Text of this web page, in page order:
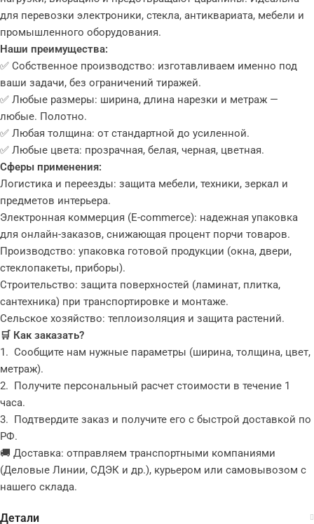
для перевозки электроники, стекла, антиквариата, мебели и
промышленного оборудования.
Наши преимущества:
✅ Собственное производство: изготавливаем именно под
ваши задачи, без ограничений тиражей.
✅ Любые размеры: ширина, длина нарезки и метраж —
любые. Полотно.
✅ Любая толщина: от стандартной до усиленной.
✅ Любые цвета: прозрачная, белая, черная, цветная.
Сферы применения:
Логистика и переезды: защита мебели, техники, зеркал и
предметов интерьера.
Электронная коммерция (E-commerce): надежная упаковка
для онлайн-заказов, снижающая процент порчи товаров.
Производство: упаковка готовой продукции (окна, двери,
стеклопакеты, приборы).
Строительство: защита поверхностей (ламинат, плитка,
сантехника) при транспортировке и монтаже.
Сельское хозяйство: теплоизоляция и защита растений.
🛒 Как заказать?
1. Сообщите нам нужные параметры (ширина, толщина, цвет,
метраж).
2. Получите персональный расчет стоимости в течение 1
часа.
3. Подтвердите заказ и получите его с быстрой доставкой по
РФ.
🚚 Доставка: отправляем транспортными компаниями
(Деловые Линии, СДЭК и др.), курьером или самовывозом с
нашего склада.
Детали